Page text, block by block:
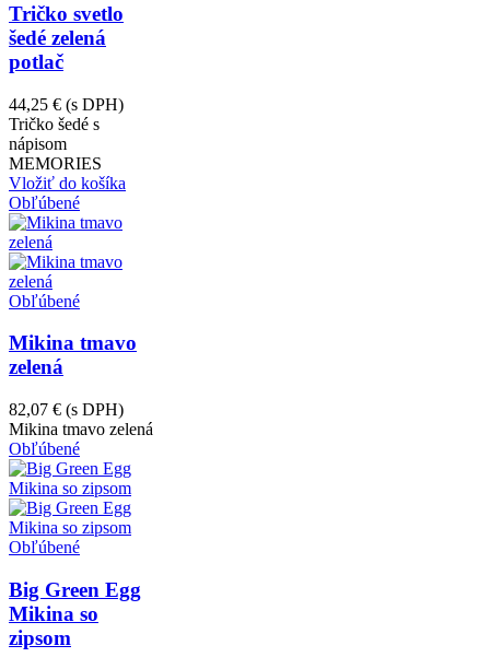
Tričko svetlo
šedé zelená
potlač
44,25 € (s DPH)
Tričko šedé s
nápisom
MEMORIES
Vložiť do košíka
Obľúbené
Obľúbené
Mikina tmavo
zelená
82,07 € (s DPH)
Mikina tmavo zelená
Obľúbené
Obľúbené
Big Green Egg
Mikina so
zipsom